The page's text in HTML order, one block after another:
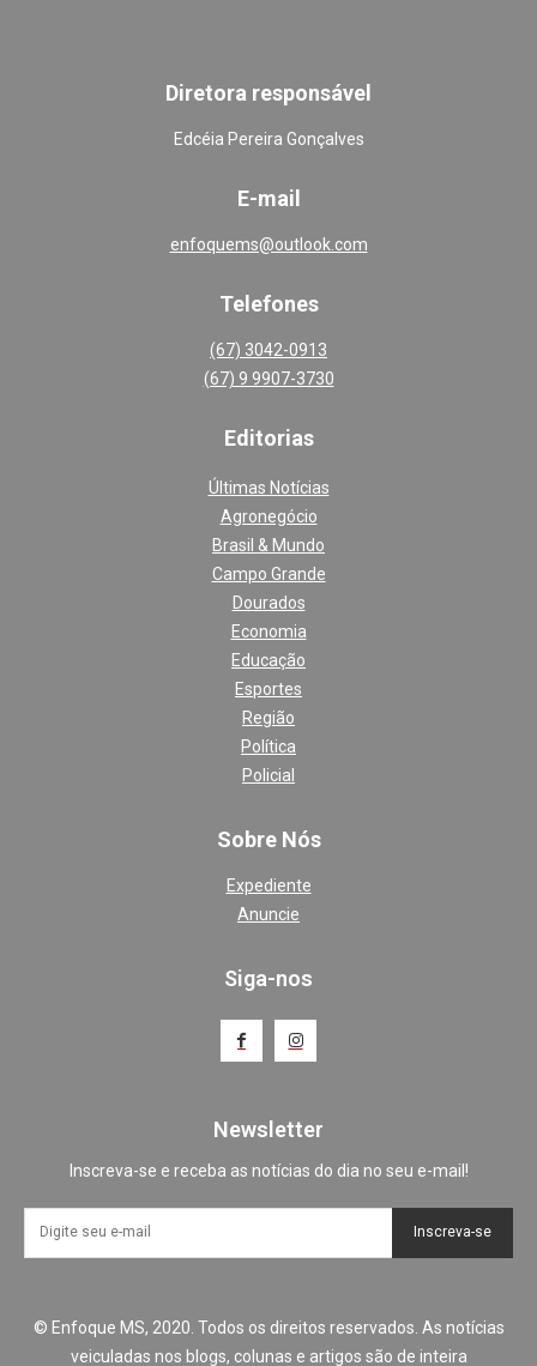
Diretora responsável
Edcéia Pereira Gonçalves
E-mail
enfoquems@outlook.com
Telefones
(67) 3042-0913
(67) 9 9907-3730
Editorias
Últimas Notícias
Agronegócio
Brasil & Mundo
Campo Grande
Dourados
Economia
Educação
Esportes
Região
Política
Policial
Sobre Nós
Expediente
Anuncie
Siga-nos
Newsletter
Inscreva-se e receba as notícias do dia no seu e-mail!
Inscreva-se
© Enfoque MS, 2020. Todos os direitos reservados. As notícias
veiculadas nos blogs, colunas e artigos são de inteira